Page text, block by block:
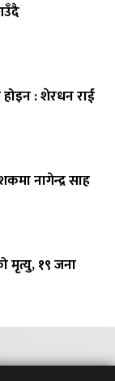
होइन : शेरधन राई
नागेन्द्र साह
मृत्यु, १९ जना